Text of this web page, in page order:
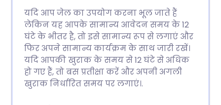
यदि आप जेल का उपयोग करना भूल जाते हैं
लेकिन यह आपके सामान्य आवेदन समय के 12
घंटे के भीतर है, तो इसे सामान्य रूप से लगाएं और
फिर अपने सामान्य कार्यक्रम के साथ जारी रखें।
यदि आपकी खुराक के समय से 12 घंटे से अधिक
हो गए हैं, तो बस प्रतीक्षा करें और अपनी अगली
खुराक निर्धारित समय पर लगाएं।.